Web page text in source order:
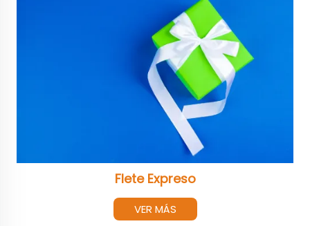
Flete Expreso
VER MÁS